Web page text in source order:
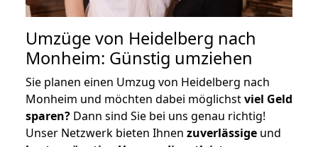
Umzüge von Heidelberg nach
Monheim: Günstig umziehen
Sie planen einen Umzug von Heidelberg nach
Monheim und möchten dabei möglichstviel Geld
sparen? Dann sind Sie bei uns genau richtig!
Unser Netzwerk bieten Ihnen zuverlässige und